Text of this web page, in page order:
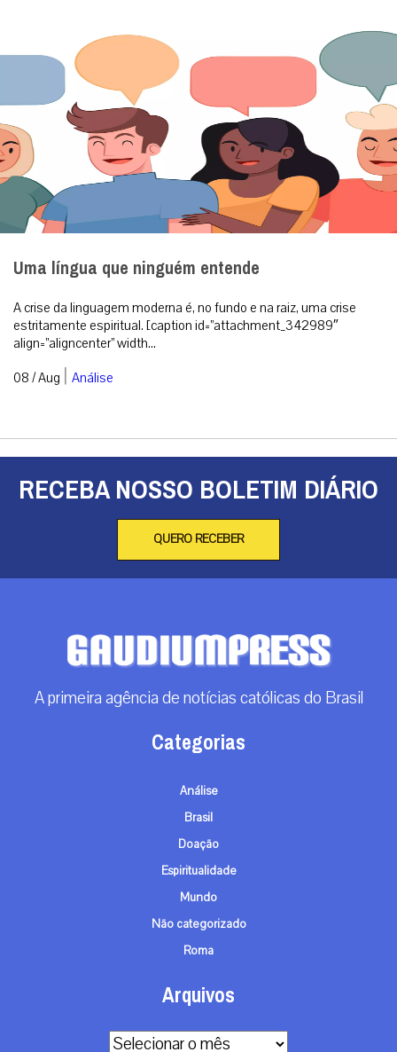
Uma língua que ninguém entende
A crise da linguagem moderna é, no fundo e na raiz, uma crise
estritamente espiritual. [caption id=”attachment_342989″
align=”aligncenter” width...
08 / Aug | Análise
RECEBA NOSSO BOLETIM DIÁRIO
QUERO RECEBER
A primeira agência de notícias católicas do Brasil
Categorias
Análise
Brasil
Doação
Espiritualidade
Mundo
Não categorizado
Roma
Arquivos
Arquivos